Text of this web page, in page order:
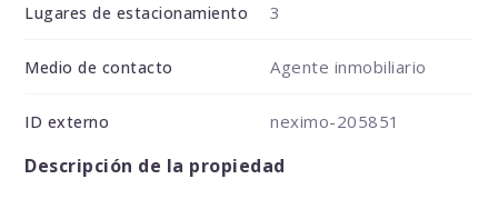
Lugares de estacionamiento 3
Medio de contacto Agente inmobiliario
ID externo neximo-205851
Descripción de la propiedad